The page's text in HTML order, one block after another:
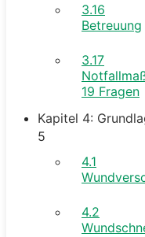
3.16
Betreuung
3.17
19 Fragen
Kapitel 4:
5
4.1
4.2